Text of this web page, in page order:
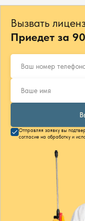
Вызвать
Приедет за
Отправляя заявку вы
согласие на обработку и